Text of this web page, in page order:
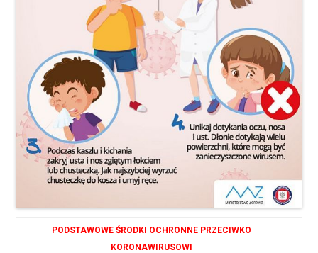
PODSTAWOWE ŚRODKI OCHRONNE PRZECIWKO
KORONAWIRUSOWI